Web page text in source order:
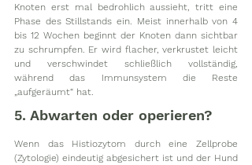
Knoten erst mal bedrohlich aussieht, tritt eine
Phase des Stillstands ein. Meist innerhalb von 4
bis 12 Wochen beginnt der Knoten dann sichtbar
zu schrumpfen. Er wird flacher, verkrustet leicht
und verschwindet schließlich vollständig,
während das Immunsystem die Reste
„aufgeräumt“ hat.
5. Abwarten oder operieren?
Wenn das Histiozytom durch eine Zellprobe
(Zytologie) eindeutig abgesichert ist und der Hund